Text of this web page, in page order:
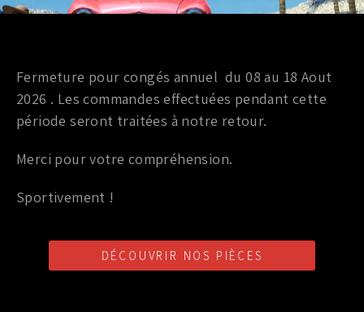
COUSSINET DE VILEBREQUIN OEM NISSAN 350Z 313CV /
370Z
Fermeture pour congés annuel du 08 au 18 Aout
2026 . Les commandes effectuées pendant cette
période seront traitées à notre retour.
Merci pour votre compréhension.
Sportivement !
DÉCOUVRIR NOS PIÈCES